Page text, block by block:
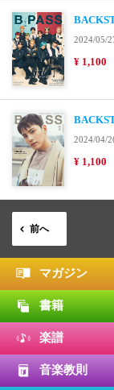
2024/05/
¥ 1,100
2024/04/
¥ 1,100
前へ
マガジン
書籍
楽譜
音楽教則